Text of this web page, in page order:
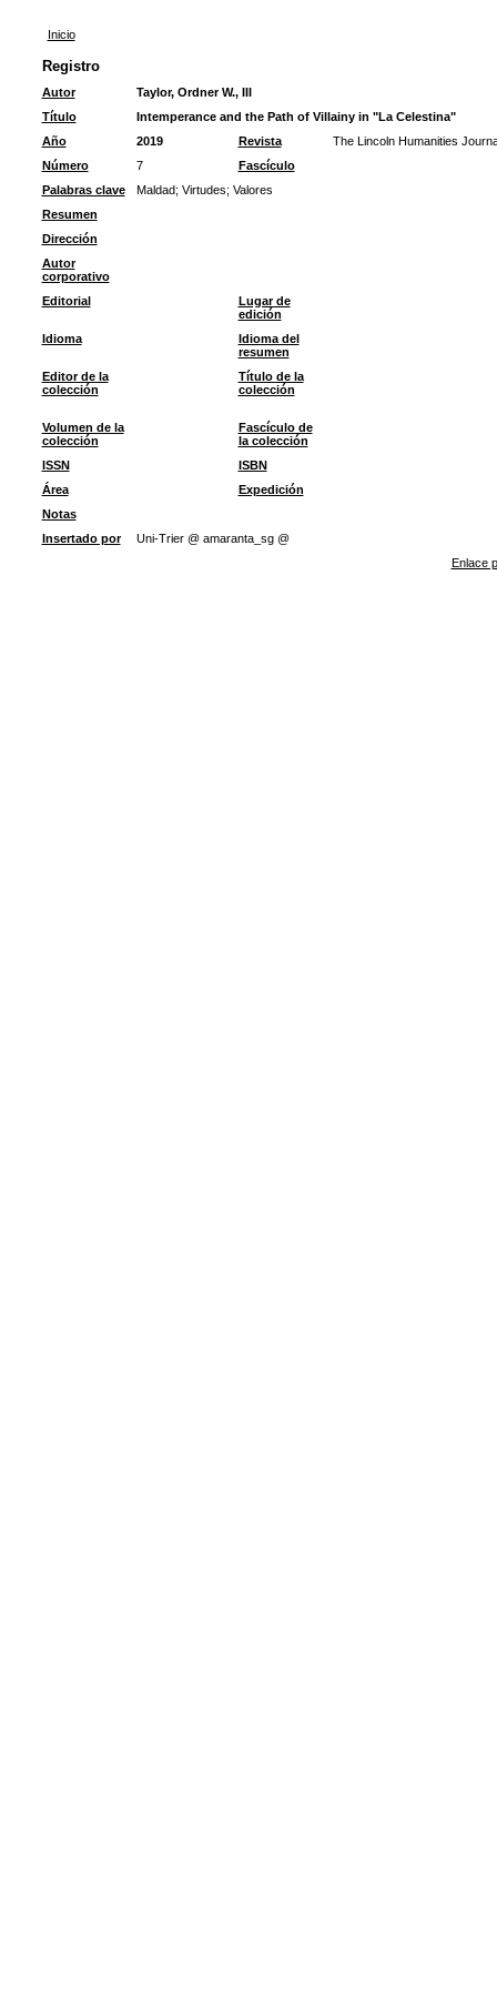
Inicio
Registro
Autor
Taylor, Ordner W., III
Título
Intemperance and the Path of Villainy in "La Celestina"
Año
2019 Revista
The Lincoln Humanities
Número
7
Fascículo
Palabras clave
Maldad; Virtudes; Valores
Resumen
Dirección
Autor
corporativo
Editorial
Lugar de
edición
Idioma
Idioma del
resumen
Editor de la
colección
Título de la
colección
Volumen de la
colección
Fascículo de
la colección
ISSN
ISBN
Área
Expedición
Notas
Insertado por
Uni-Trier @ amaranta_sg @
Enlace